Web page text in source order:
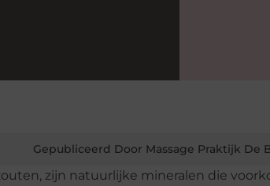
Gepubliceerd Door Massage Praktijk De
zijn natuurlijke mineralen die